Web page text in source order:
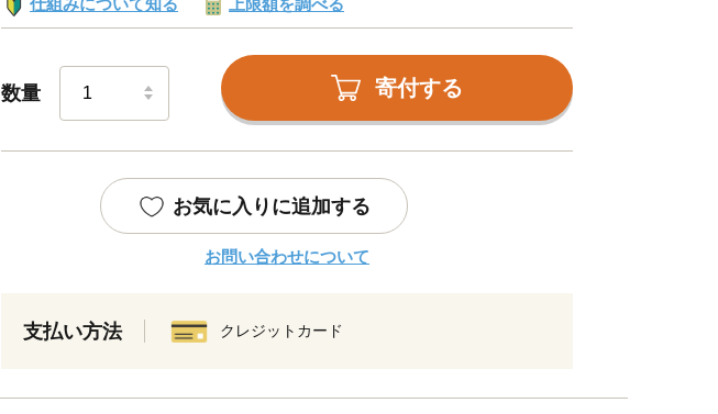
仕組みについて知る 上限額を調べる
数量 寄付する
お気に入りに追加する
お問い合わせについて
支払い方法 クレジットカード